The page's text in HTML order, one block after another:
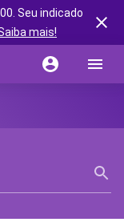
Seu indicado
mais!